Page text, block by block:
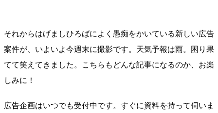
それからはげましひろばによく愚痴をかいている新しい広告
案件が、いよいよ今週末に撮影です。天気予報は雨。困り果
てて笑えてきました。こちらもどんな記事になるのか、お楽
しみに！
広告企画はいつでも受付中です。すぐに資料を持って伺いま